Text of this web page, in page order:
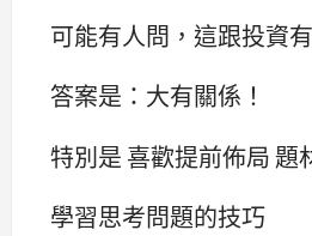
可能有人問，這跟投資
答案是：大有關係！
特別是 喜歡提前佈局 題
學習思考問題的技巧